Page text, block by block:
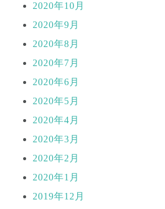
2020年10月
2020年9月
2020年8月
2020年7月
2020年6月
2020年5月
2020年4月
2020年3月
2020年2月
2020年1月
2019年12月